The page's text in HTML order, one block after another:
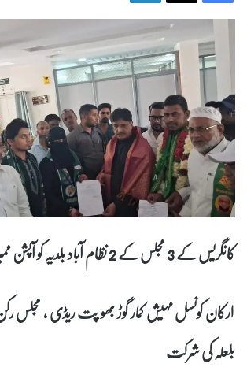
کانگریس کے 3 مجلس کے 2 نظام آباد بلدیہ کو آپشن ممبران کا انتخاب
ارکان کونسل مہیش کمار گوڑ بھو پت ریڈی ، مجلس
بلعلہ کی شرکت